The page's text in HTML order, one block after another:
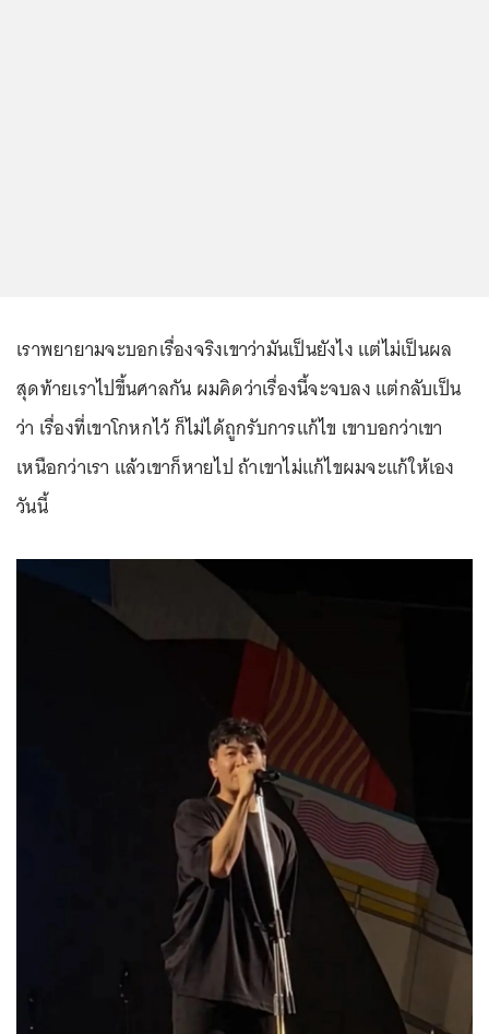
เราพยายามจะบอกเรื่องจริงเขาว่ามันเป็นยังไง แต่ไม่เป็นผล
สุดท้ายเราไปขึ้นศาลกัน ผมคิดว่าเรื่องนี้จะจบลง แต่กลับเป็น
ว่า เรื่องที่เขาโกหกไว้ ก็ไม่ได้ถูกรับการแก้ไข เขาบอกว่าเขา
เหนือกว่าเรา แล้วเขาก็หายไป ถ้าเขาไม่แก้ไขผมจะแก้ให้เอง
วันนี้